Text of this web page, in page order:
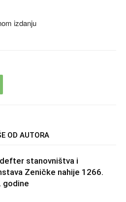
izdanju
OD AUTORA
stanovništva i
Zeničke nahije 1266.
godine